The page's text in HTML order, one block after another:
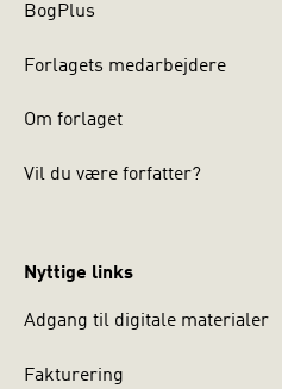
BogPlus
Forlagets medarbejdere
Om forlaget
Vil du være forfatter?
Nyttige links
Adgang til digitale materialer
Fakturering